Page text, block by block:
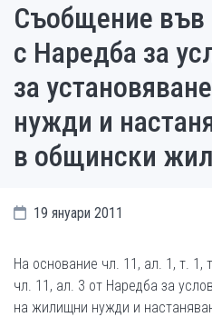
Съобщение във
с Наредба за
за
нужди и
в общински
19 януари 2011
На основание чл. 11, ал. 1, т. 1,
чл. 11, ал. 3 от Наредба за
на жилищни нужди и